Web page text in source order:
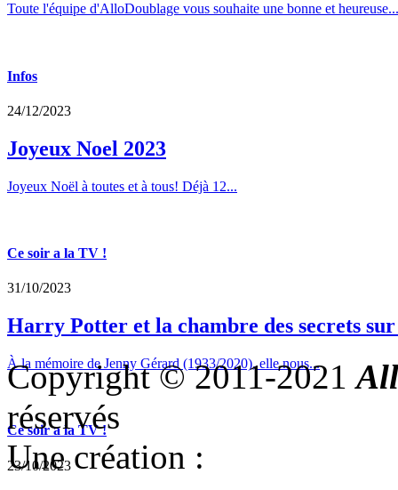
Toute l'équipe d'AlloDoublage vous souhaite une bonne et heureuse...
Infos
24/12/2023
Joyeux Noel 2023
Joyeux Noël à toutes et à tous! Déjà 12...
Ce soir a la TV !
31/10/2023
Harry Potter et la chambre des secrets
À la mémoire de Jenny Gérard (1933/2020), elle nous...
Ce soir a la TV !
23/10/2023
Copyright © 2011-2021
réservés
Une création :